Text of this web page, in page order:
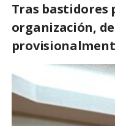
Tras bastidores
organización,